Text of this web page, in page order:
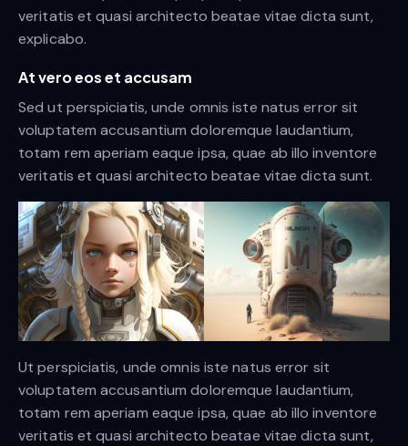
veritatis et quasi architecto beatae vitae dicta sunt,
explicabo.
At vero eos et accusam
Sed ut perspiciatis, unde omnis iste natus error sit
voluptatem accusantium doloremque laudantium,
totam rem aperiam eaque ipsa, quae ab illo inventore
veritatis et quasi architecto beatae vitae dicta sunt.
Ut perspiciatis, unde omnis iste natus error sit
voluptatem accusantium doloremque laudantium,
totam rem aperiam eaque ipsa, quae ab illo inventore
veritatis et quasi architecto beatae vitae dicta sunt,